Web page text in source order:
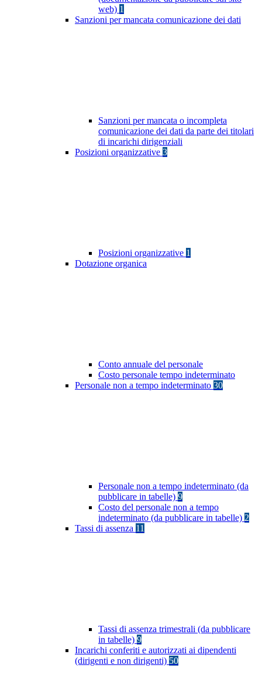
web) 1
Sanzioni per mancata comunicazione dei dati
Sanzioni per mancata o incompleta
comunicazione dei dati da parte dei titolari
di incarichi dirigenziali
Posizioni organizzative 3
Posizioni organizzative 1
Dotazione organica
Conto annuale del personale
Costo personale tempo indeterminato
Personale non a tempo indeterminato 30
Personale non a tempo indeterminato (da
pubblicare in tabelle) 9
Costo del personale non a tempo
indeterminato (da pubblicare in tabelle) 2
Tassi di assenza 11
Tassi di assenza trimestrali (da pubblicare
in tabelle) 9
Incarichi conferiti e autorizzati ai dipendenti
(dirigenti e non dirigenti) 50